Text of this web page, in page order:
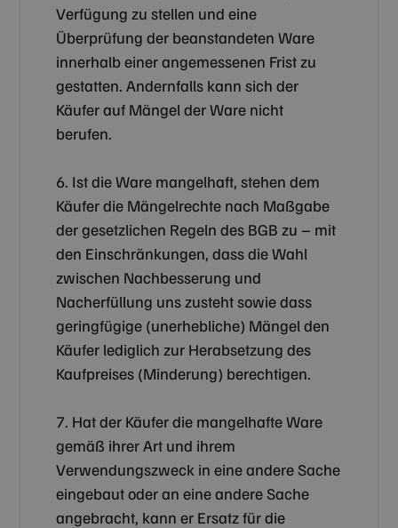
Verfügung zu stellen und eine
Überprüfung der beanstandeten Ware
innerhalb einer angemessenen Frist zu
gestatten. Andernfalls kann sich der
Käufer auf Mängel der Ware nicht
berufen.
6. Ist die Ware mangelhaft, stehen dem
Käufer die Mängelrechte nach Maßgabe
der gesetzlichen Regeln des BGB zu – mit
den Einschränkungen, dass die Wahl
zwischen Nachbesserung und
Nacherfüllung uns zusteht sowie dass
geringfügige (unerhebliche) Mängel den
Käufer lediglich zur Herabsetzung des
Kaufpreises (Minderung) berechtigen.
7. Hat der Käufer die mangelhafte Ware
gemäß ihrer Art und ihrem
Verwendungszweck in eine andere Sache
eingebaut oder an eine andere Sache
angebracht, kann er Ersatz für die